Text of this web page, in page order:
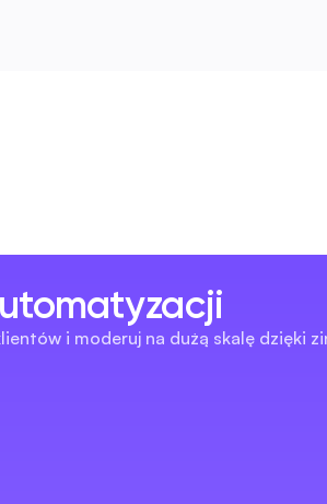
i moderuj na dużą skalę dzięki